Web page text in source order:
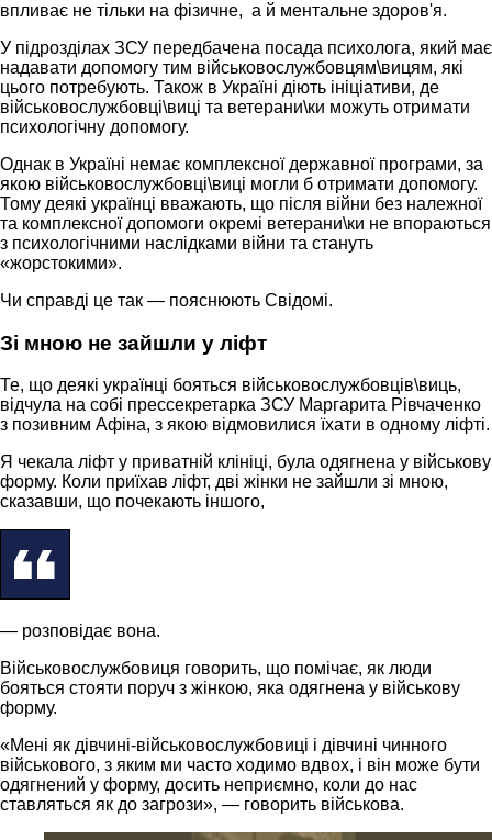
впливає не тільки на фізичне, а й ментальне здоров'я.
У підрозділах ЗСУ передбачена посада психолога, який має
надавати допомогу тим військовослужбовцям\вицям, які
цього потребують. Також в Україні діють ініціативи, де
військовослужбовці\виці та ветерани\ки можуть отримати
психологічну допомогу.
Однак в Україні немає комплексної державної програми, за
якою військовослужбовці\виці могли б отримати допомогу.
Тому деякі українці вважають, що після війни без належної
та комплексної допомоги окремі ветерани\ки не впораються
з психологічними наслідками війни та стануть
«жорстокими».
Чи справді це так — пояснюють Свідомі.
Зі мною не зайшли у ліфт
Те, що деякі українці бояться військовослужбовців\виць,
відчула на собі прессекретарка ЗСУ Маргарита Рівчаченко
з позивним Афіна, з якою відмовилися їхати в одному ліфті.
Я чекала ліфт у приватній клініці, була одягнена у військову
форму. Коли приїхав ліфт, дві жінки не зайшли зі мною,
сказавши, що почекають іншого,
— розповідає вона.
Військовослужбовиця говорить, що помічає, як люди
бояться стояти поруч з жінкою, яка одягнена у військову
форму.
«Мені як дівчині-військовослужбовиці і дівчині чинного
військового, з яким ми часто ходимо вдвох, і він може бути
одягнений у форму, досить неприємно, коли до нас
ставляться як до загрози», — говорить військова.